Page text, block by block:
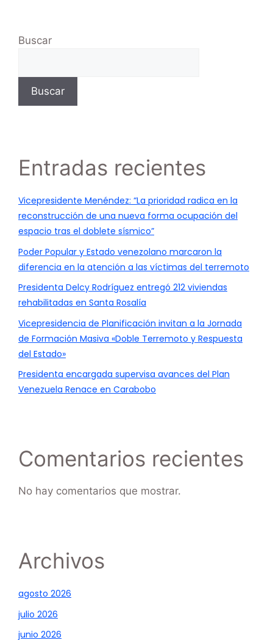
Buscar
Buscar
Entradas recientes
Vicepresidente Menéndez: “La prioridad radica en la
reconstrucción de una nueva forma ocupación del
espacio tras el doblete sísmico”
Poder Popular y Estado venezolano marcaron la
diferencia en la atención a las víctimas del terremoto
Presidenta Delcy Rodríguez entregó 212 viviendas
rehabilitadas en Santa Rosalía
Vicepresidencia de Planificación invitan a la Jornada
de Formación Masiva «Doble Terremoto y Respuesta
del Estado»
Presidenta encargada supervisa avances del Plan
Venezuela Renace en Carabobo
Comentarios recientes
No hay comentarios que mostrar.
Archivos
agosto 2026
julio 2026
junio 2026